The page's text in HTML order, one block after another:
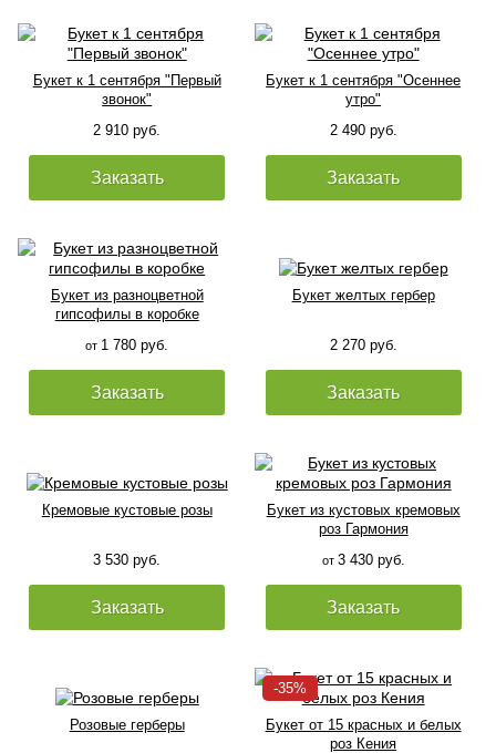
Букет к 1 сентября "Первый
звонок"
2 910 руб.
Заказать
Букет к 1 сентября "Осеннее
утро"
2 490 руб.
Заказать
Букет из разноцветной
гипсофилы в коробке
от 1 780 руб.
Заказать
Букет желтых гербер
2 270 руб.
Заказать
Кремовые кустовые розы
3 530 руб.
Заказать
Букет из кустовых кремовых
роз Гармония
от 3 430 руб.
Заказать
Розовые герберы
Букет от 15 красных и белых
роз Кения